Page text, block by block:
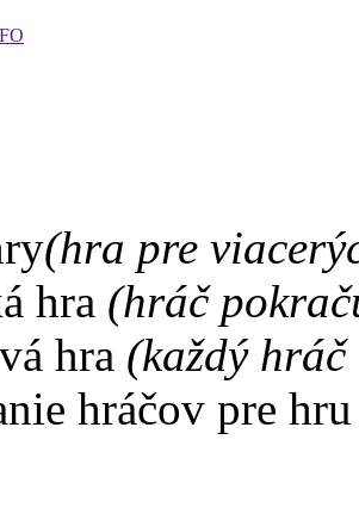
(hra pre
hra (hráč
hra (každý
hráčov pre hru